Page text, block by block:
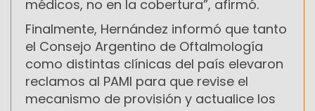
médicos, no en la cobertura”, afirmó.
Finalmente, Hernández informó que tanto
el Consejo Argentino de Oftalmología
como distintas clínicas del país elevaron
reclamos al PAMI para que revise el
mecanismo de provisión y actualice los